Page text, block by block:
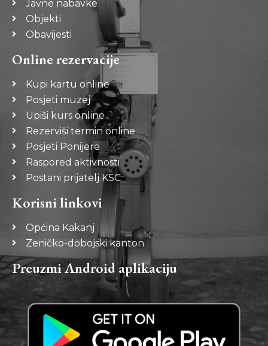
Javne nabavke
Objekti
Obavijesti
Online rezervacije
Kupi kartu online
Posjeti muzej
Upiši kurs online
Rezerviši termin online
Posjeti Ponijere
Raspored aktivnosti
Postani prijatelj KSC
Korisni linkovi
Općina Kakanj
Zeničko-dobojski kanton
Preuzmi Android aplikaciju